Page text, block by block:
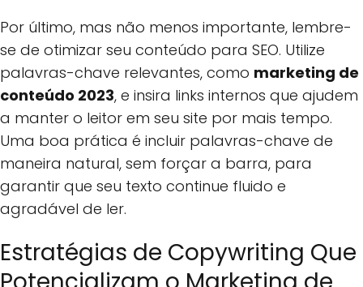
Por último, mas não menos importante, lembre-
se de otimizar seu conteúdo para SEO. Utilize
palavras-chave relevantes, como marketing de
conteúdo 2023, e insira links internos que ajudem
a manter o leitor em seu site por mais tempo.
Uma boa prática é incluir palavras-chave de
maneira natural, sem forçar a barra, para
garantir que seu texto continue fluido e
agradável de ler.
Estratégias de Copywriting Que